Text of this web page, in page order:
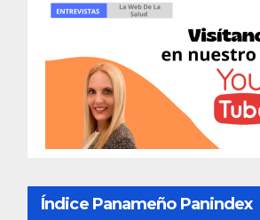
Índice Panameño Panindex